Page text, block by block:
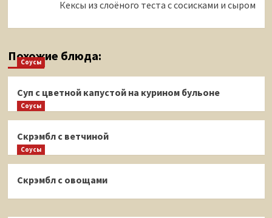
Кексы из слоёного теста с сосисками и сыром
Похожие блюда:
Соусы
Суп с цветной капустой на курином бульоне
Соусы
Скрэмбл с ветчиной
Соусы
Скрэмбл с овощами